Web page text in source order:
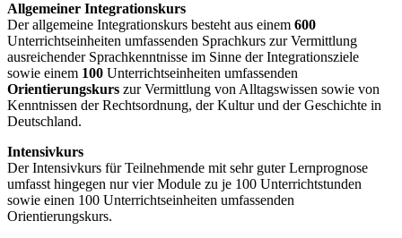
Allgemeiner Integrationskurs
Der allgemeine Integrationskurs besteht aus einem 600
Unterrichtseinheiten umfassenden Sprachkurs zur Vermittlung
ausreichender Sprachkenntnisse im Sinne der Integrationsziele
sowie einem 100 Unterrichtseinheiten umfassenden
Orientierungskurs zur Vermittlung von Alltagswissen sowie von
Kenntnissen der Rechtsordnung, der Kultur und der Geschichte in
Deutschland.
Intensivkurs
Der Intensivkurs für Teilnehmende mit sehr guter Lernprognose
umfasst hingegen nur vier Module zu je 100 Unterrichtstunden
sowie einen 100 Unterrichtseinheiten umfassenden
Orientierungskurs.